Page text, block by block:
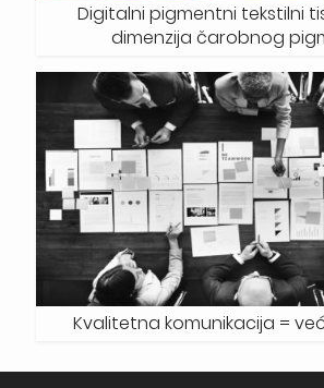
Digitalni pigmentni tekstilni
dimenzija čarobnog
Kvalitetna komunikacija =